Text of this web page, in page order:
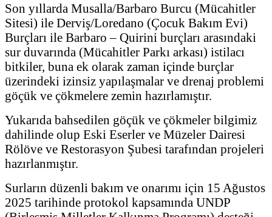
Son yıllarda Musalla/Barbaro Burcu (Mücahitler
Sitesi) ile Derviş/Loredano (Çocuk Bakım Evi)
Burçları ile Barbaro – Quirini burçları arasındaki
sur duvarında (Mücahitler Parkı arkası) istilacı
bitkiler, buna ek olarak zaman içinde burçlar
üzerindeki izinsiz yapılaşmalar ve drenaj problemi
göçük ve çökmelere zemin hazırlamıştır.
Yukarıda bahsedilen göçük ve çökmeler bilgimiz
dahilinde olup Eski Eserler ve Müzeler Dairesi
Rölöve ve Restorasyon Şubesi tarafından projeleri
hazırlanmıştır.
Surların düzenli bakım ve onarımı için 15 Ağustos
2025 tarihinde protokol kapsamında UNDP